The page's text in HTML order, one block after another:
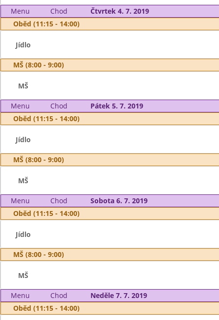
Menu Chod
Čtvrtek 4. 7. 2019
Oběd (11:15 - 14:00)
Jídlo
MŠ (8:00 - 9:00)
MŠ
Menu Chod
Pátek 5. 7. 2019
Oběd (11:15 - 14:00)
Jídlo
MŠ (8:00 - 9:00)
MŠ
Menu Chod
Sobota 6. 7. 2019
Oběd (11:15 - 14:00)
Jídlo
MŠ (8:00 - 9:00)
MŠ
Menu Chod
Neděle 7. 7. 2019
Oběd (11:15 - 14:00)